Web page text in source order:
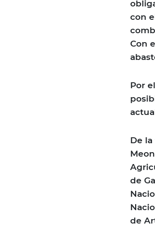
con
Con
Por
De
de
de